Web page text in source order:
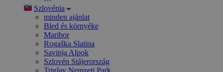
Szlovénia
minden ajánlat
Bled és környéke
Maribor
Rogaška Slatina
Savinja Alpok
Szlovén Stájerország